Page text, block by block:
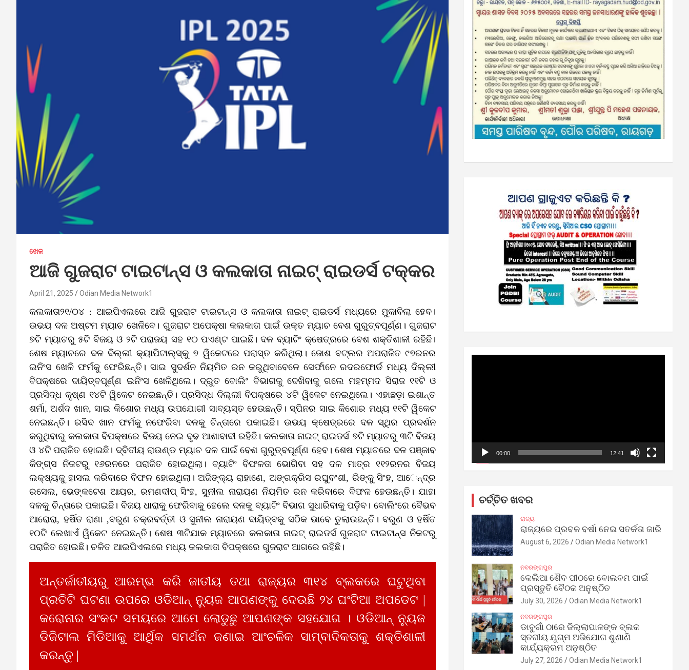
ଖେଳ
ଆଜି ଗୁଜରାଟ ଟାଇଟାନ୍ସ ଓ କଲକାତା ନାଇଟ୍‌ ରାଇଡର୍ସ ଟକ୍କର
April 21, 2025 Odian Media Network1
କଲକାତା୨୧/୦୪ : ଆଇପିଏଲରେ ଆଜି ଗୁଜରାଟ ଟାଇଟାନ୍‌ସ ଓ କଲକାତା ନାଇଟ୍‌ ରାଇଡର୍ସ ମଧ୍ୟରେ ମୁକାବିଲା ହେବ।
ଉଭୟ ଦଳ ଅଷ୍ଟମ ମ୍ୟାଚ ଖେଳିବେ। ଗୁଜରାଟ ଅପେକ୍ଷା କଲକାତା ପାଇଁ ଉକ୍ତ ମ୍ୟାଚ ବେଶ ଗୁରୁତ୍ବପୂର୍ଣ୍ଣ। ଗୁଜରାଟ
୭ଟି ମ୍ୟାଚରୁ ୫ଟି ବିଜୟ ଓ ୨ଟି ପରାଜୟ ସହ ୧୦ ପଏଣ୍ଟ ପାଇଛି। ଦଳ ବ୍ୟାଟିଂ କ୍ଷେତ୍ରରେ ବେଶ ଶକ୍ତିଶାଳୀ ରହିଛି।
ଶେଷ ମ୍ୟାଚରେ ଦଳ ଦିଲ୍ଲୀ କ୍ୟାପିଟାଲ୍‌ସ୍‌କୁ ୭ ୱିକେଟରେ ପରାସ୍ତ କରିଥିଲା। ଜୋଶ ବଟ୍‌ଲର ଅପରାଜିତ ୯୭ରନର
ଇନିଂସ ଖେଳି ଫର୍ମକୁ ଫେରିଛନ୍ତି। ସାଇ ସୁଦର୍ଶନ ନିୟମିତ ରନ କରୁଥିବାବେଳେ ସେର୍ଫାନେ ରଦରଫୋର୍ଡ ମଧ୍ୟ ଦିଲ୍ଲୀ
ବିପକ୍ଷରେ ଦାୟିତ୍ବପୂର୍ଣ୍ଣ ଇନିଂସ ଖେଳିଥିଲେ। ଦ୍ରୁତ ବୋଲିଂ ବିଭାଗକୁ ଦେଖିବାକୁ ଗଲେ ମହମ୍ମଦ ସିରାଜ ୧୧ଟି ଓ
ପ୍ରସିଦ୍ଧ କୃଷ୍ଣ ୧୪ଟି ୱିକେଟ ନେଇଛନ୍ତି। ପ୍ରସିଦ୍ଧ ଦିଲ୍ଲୀ ବିପକ୍ଷରେ ୪ଟି ୱିକେଟ ନେଇଥିଲେ। ଏହାଛଡ଼ା ଇଶାନ୍ତ
ଶର୍ମା, ଅର୍ଶଦ ଖାନ, ସାଇ କିଶୋର ମଧ୍ୟ ଉପଯୋଗୀ ସାବ୍ୟସ୍ତ ହେଉଛନ୍ତି। ସ୍ପିନର ସାଇ କିଶୋର ମଧ୍ୟ ୧୧ଟି ୱିକେଟ
ନେଇଛନ୍ତି। ରସିଦ ଖାନ ଫର୍ମକୁ ନଫେରିବା ଦଳକୁ ଚିନ୍ତାରେ ପକାଇଛି। ଉଭୟ କ୍ଷେତ୍ରରେ ଦଳ ସ୍ଥିର ପ୍ରଦର୍ଶନ
କରୁଥିବାରୁ କଲକାତା ବିପକ୍ଷରେ ବିଜୟ ନେଇ ଦୃଢ ଆଶାବାଦୀ ରହିଛି। କଲକାତା ନାଇଟ୍‌ ରାଇଡର୍ସ ୭ଟି ମ୍ୟାଚରୁ ୩ଟି ବିଜୟ
ଓ ୪ଟି ପରାଜିତ ହୋଇଛି। ଦ୍ବିତୀୟ ରାଉଣ୍ଡ ମ୍ୟାଚ ଦଳ ପାଇଁ ବେଶ ଗୁରୁତ୍ବପୂର୍ଣ୍ଣ ହେବ। ଶେଷ ମ୍ୟାଚରେ ଦଳ ପଞ୍ଜାବ
କିଙ୍ଗ୍‌ସ ନିକଟରୁ ୧୬ରନରେ ପରାଜିତ ହୋଇଥିଲା। ବ୍ୟାଟିଂ ବିଫଳତା ଭୋଗିବା ସହ ଦଳ ମାତ୍ର ୧୧୨ରନର ବିଜୟ
ଲକ୍ଷ୍ୟକୁ ହାସଲ କରିବାରେ ବିଫଳ ହୋଇଥିଲା। ଅଜିଙ୍କ୍ୟ ରାହାଣେ, ଅଙ୍ଗକ୍ରିସ ରଘୁବଂଶୀ, ରିଙ୍କୁ ସିଂହ, ଆ​‌େନ୍ଦ୍ର
ରସେଲ, ଭେଙ୍କଟେଶ ଆୟର, ରମଣଦୀପ୍‌ ସିଂହ, ସୁନୀଲ ନାରାୟଣ ନିୟମିତ ରନ କରିବାରେ ବିଫଳ ହେଉଛନ୍ତି। ଯାହା
ଦଳକୁ ଚିନ୍ତାରେ ପକାଇଛି। ବିଜୟ ଧାରାକୁ ଫେରିବାକୁ ହେଲେ ଦଳକୁ ବ୍ୟାଟିଂ ବିଭାଗ ସୁଧାରିବାକୁ ପଡ଼ିବ। ବୋଲିଂରେ ବୈଭବ
ଆରୋରା, ହର୍ଷିତ ରାଣା ,ବରୁଣ ଚକ୍ରବର୍ତ୍ତୀ ଓ ସୁନୀଲ ନାରାୟଣ ଦାୟିତ୍ବକୁ ସଠିକ ଭାବେ ତୁଲାଉଛନ୍ତି। ବରୁଣ ଓ ହର୍ଷିତ
୧୦ଟି ଲେଖାଏଁ ୱିକେଟ ନେଇଛନ୍ତି। ଶେଷ ୩ଟିଯାକ ମ୍ୟାଚରେ କଲକାତା ନାଇଟ୍‌ ରାଇଡର୍ସ ଗୁଜରାଟ ଟାଇଟାନ୍‌ସ ନିକଟରୁ
ପରାଜିତ ହୋଇଛି। ଚଳିତ ଆଇପିଏଲରେ ମଧ୍ୟ କଲକାତା ବିପକ୍ଷରେ ଗୁଜରାଟ ଆଗରେ ରହିଛି।
ଅନ୍ତର୍ଜାତୀୟରୁ ଆରମ୍ଭ କରି ଜାତୀୟ ତଥା ରାଜ୍ୟର ୩୧୪ ବ୍ଲକରେ ଘଟୁଥିବା
ପ୍ରତିଟି ଘଟଣା ଉପରେ ଓଡିଆନ୍ ନ୍ୟୁଜ ଆପଣଙ୍କୁ ଦେଉଛି ୨୪ ଘଂଟିଆ ଅପଡେଟ |
କରୋନାର ସଂକଟ ସମୟରେ ଆମେ ଲୋଡୁଛୁ ଆପଣଙ୍କ ସହଯୋଗ । ଓଡିଆନ୍ ନ୍ୟୁଜ
ଡିଜିଟାଲ ମିଡିଆକୁ ଆର୍ଥିକ ସମର୍ଥନ ଜଣାଇ ଆଂଚଳିକ ସାମ୍ବାଦିକତାକୁ ଶକ୍ତିଶାଳୀ
କରନ୍ତୁ |
00:00 12:41
ଚର୍ଚ୍ଚିତ ଖବର
ରାଜ୍ୟ
ରାଜ୍ୟରେ ପ୍ରବଳ ବର୍ଷା ନେଇ ସତର୍କତା ଜାରି
August 6, 2026 Odian Media Network1
ନବରଙ୍ଗପୁର
କେଲିଆ ଶୈବ ପୀଠରେ ବୋଲବମ ପାଇଁ
ପ୍ରସ୍ତୁତି ବୈଠକ ଅନୁଷ୍ଠିତ
July 30, 2026 Odian Media Network1
ନବରଙ୍ଗପୁର
ଡାବୁଗାଁ ଠାରେ ଜିଲ୍ଲାପାଳଙ୍କ ବ୍ଲକ
ସ୍ତରୀୟ ଯୁଗ୍ମ ଅଭିଯୋଗ ଶୁଣାଣି
କାର୍ଯ୍ୟକ୍ରମ ଅନୁଷ୍ଠିତ
July 27, 2026 Odian Media Network1